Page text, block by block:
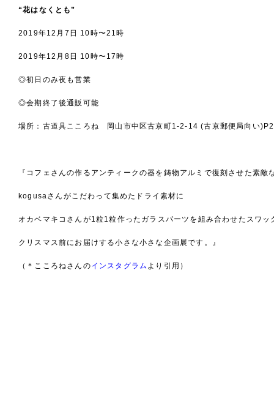
“花はなくとも”
2019年12月7日 10時〜21時
2019年12月8日 10時〜17時
◎初日のみ夜も営業
◎会期終了後通販可能
場所：古道具こころね 岡山市中区古京町1-2-14 (古京郵便局向い
『コフェさんの作るアンティークの器を鋳物アルミで復刻させた素敵
kogusaさんがこだわって集めたドライ素材に
オカベマキコさんが1粒1粒作ったガラスパーツを組み合わせたスワッ
クリスマス前にお届けする小さな小さな企画展です。』
（＊こころねさんのインスタグラム より引用）